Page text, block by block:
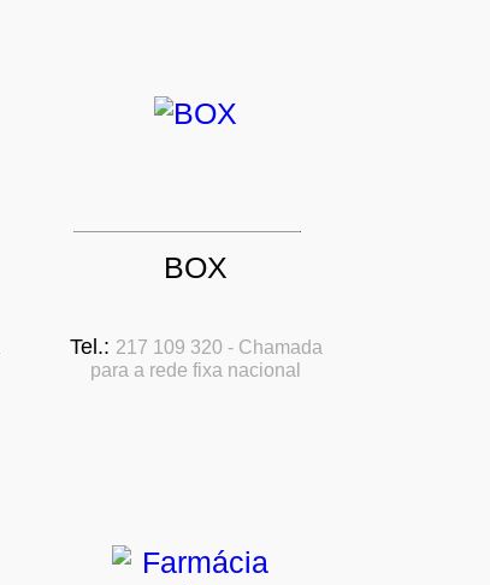
BOX
Tel.: 217 109 320 - Chamada
para a rede fixa nacional